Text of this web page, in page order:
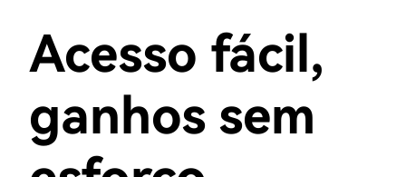
Acesso fácil,
ganhos sem